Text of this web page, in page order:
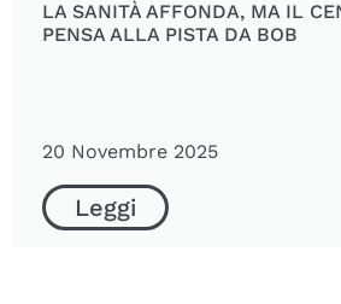
LA SANITÀ AFFONDA, MA IL
PENSA ALLA PISTA DA BOB
20 Novembre 2025
Leggi